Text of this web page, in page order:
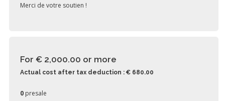
Merci de votre soutien !
For € 2,000.00 or more
Actual cost after tax deduction : € 680.00
0 presale